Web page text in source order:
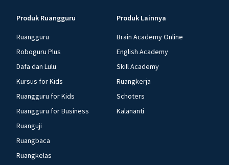
Produk Ruangguru
Ruangguru
Roboguru Plus
Dafa dan Lulu
Kursus for Kids
Ruangguru for Kids
Ruangguru for Business
Ruanguji
Ruangbaca
Ruangkelas
Produk Lainnya
Brain Academy Online
English Academy
Skill Academy
Ruangkerja
Schoters
Kalananti